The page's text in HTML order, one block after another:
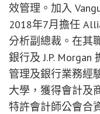
效管理。加入
2018年7月擔任
分析副總裁。在其
銀行及 J.P.
管理及銀行業務經
大學，獲得會計及
特許會計師公會合